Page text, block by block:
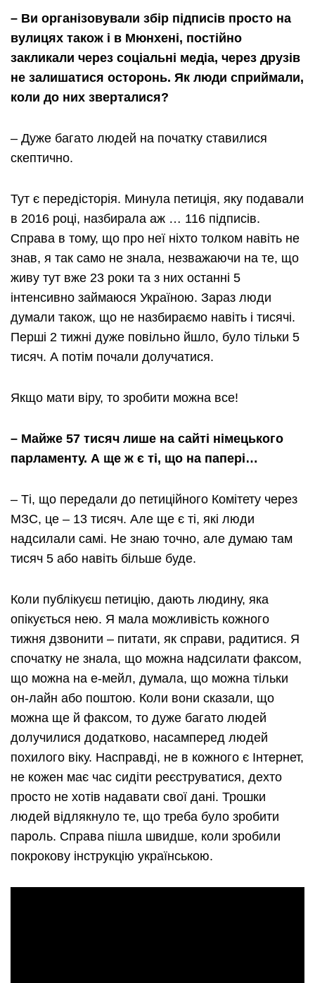
– Ви організовували збір підписів просто на
вулицях також і в Мюнхені, постійно
закликали через соціальні медіа, через друзів
не залишатися осторонь. Як люди сприймали,
коли до них зверталися?
– Дуже багато людей на початку ставилися
скептично.
Тут є передісторія. Минула петиція, яку подавали
в 2016 році, назбирала аж … 116 підписів.
Справа в тому, що про неї ніхто толком навіть не
знав, я так само не знала, незважаючи на те, що
живу тут вже 23 роки та з них останні 5
інтенсивно займаюся Україною. Зараз люди
думали також, що не назбираємо навіть і тисячі.
Перші 2 тижні дуже повільно йшло, було тільки 5
тисяч. А потім почали долучатися.
Якщо мати віру, то зробити можна все!
– Майже 57 тисяч лише на сайті німецького
парламенту. А ще ж є ті, що на папері…
– Ті, що передали до петиційного Комітету через
МЗС, це – 13 тисяч. Але ще є ті, які люди
надсилали самі. Не знаю точно, але думаю там
тисяч 5 або навіть більше буде.
Коли публікуєш петицію, дають людину, яка
опікується нею. Я мала можливість кожного
тижня дзвонити – питати, як справи, радитися. Я
спочатку не знала, що можна надсилати факсом,
що можна на е-мейл, думала, що можна тільки
он-лайн або поштою. Коли вони сказали, що
можна ще й факсом, то дуже багато людей
долучилися додатково, насамперед людей
похилого віку. Насправді, не в кожного є Інтернет,
не кожен має час сидіти реєструватися, дехто
просто не хотів надавати свої дані. Трошки
людей відлякнуло те, що треба було зробити
пароль. Справа пішла швидше, коли зробили
покрокову інструкцію українською.